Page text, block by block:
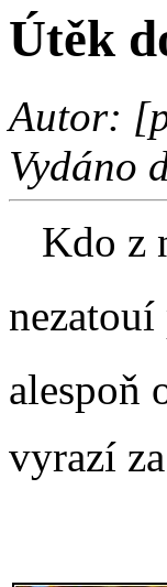
Útěk
Autor:
Vydáno
Kdo z
alespoň
vyrazí